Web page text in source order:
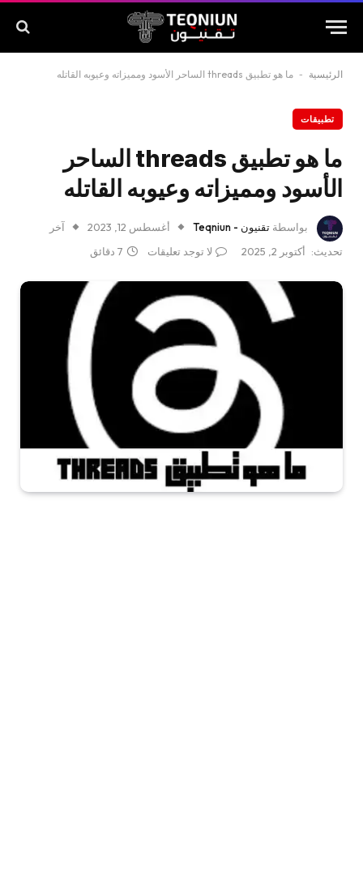
الرئيسية - ما هو تطبيق threads الساحر الأسود ومميزاته وعيوبه القاتله
تطبيقات
ما هو تطبيق threads الساحر
الأسود ومميزاته وعيوبه القاتله
بواسطة تقنيون - Teqniun أغسطس 12, 2023
آخر
تحديث:
أكتوبر 2, 2025 لا توجد تعليقات 7 دقائق